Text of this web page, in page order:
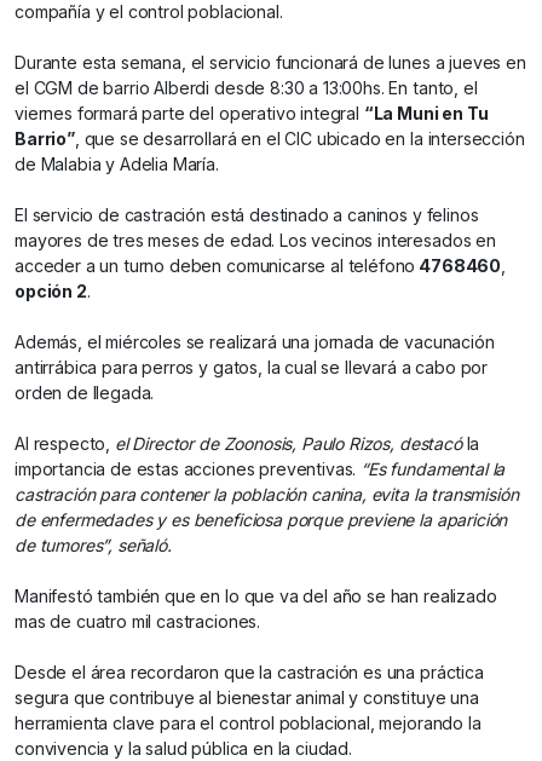
compañía y el control poblacional.
Durante esta semana, el servicio funcionará de lunes a jueves en
el CGM de barrio Alberdi desde 8:30 a 13:00hs. En tanto, el
viernes formará parte del operativo integral “La Muni en Tu
Barrio”, que se desarrollará en el CIC ubicado en la intersección
de Malabia y Adelia María.
El servicio de castración está destinado a caninos y felinos
mayores de tres meses de edad. Los vecinos interesados en
acceder a un turno deben comunicarse al teléfono 4768460
opción 2.
Además, el miércoles se realizará una jornada de vacunación
antirrábica para perros y gatos, la cual se llevará a cabo por
orden de llegada.
Al respecto, el Director de Zoonosis, Paulo Rizos, destacóla
importancia de estas acciones preventivas. “Es fundamental la
castración para contener la población canina, evita la transmisión
de enfermedades y es beneficiosa porque previene la aparición
de tumores”, señaló.
Manifestó también que en lo que va del año se han realizado
mas de cuatro mil castraciones.
Desde el área recordaron que la castración es una práctica
segura que contribuye al bienestar animal y constituye una
herramienta clave para el control poblacional, mejorando la
convivencia y la salud pública en la ciudad.